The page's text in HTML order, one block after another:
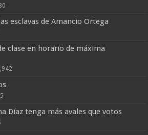
esclavas de Amancio Ortega
clase en horario de máxima
Díaz tenga más avales que votos